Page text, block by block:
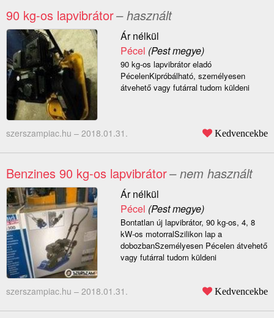
90 kg-os lapvibrátor– használt
Ár nélkül
Pécel (Pest megye)
90 kg-os lapvibrátor eladó
PécelenKipróbálható, személyesen
átvehető vagy futárral tudom küldeni
szerszampiac.hu – 2018.01.31. Kedvencekbe
Benzines 90 kg-os lapvibrátor– nem használt
Ár nélkül
Pécel (Pest megye)
Bontatlan új lapvibrátor, 90 kg-os, 4, 8
kW-os motorralSzilikon lap a
dobozbanSzemélyesen Pécelen átvehető
vagy futárral tudom küldeni
szerszampiac.hu – 2018.01.31. Kedvencekbe